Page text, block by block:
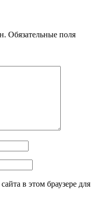
Обязательные поля
в этом браузере для